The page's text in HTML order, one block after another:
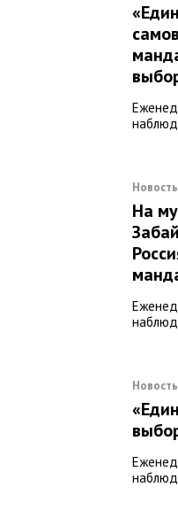
Новость
На
Новость